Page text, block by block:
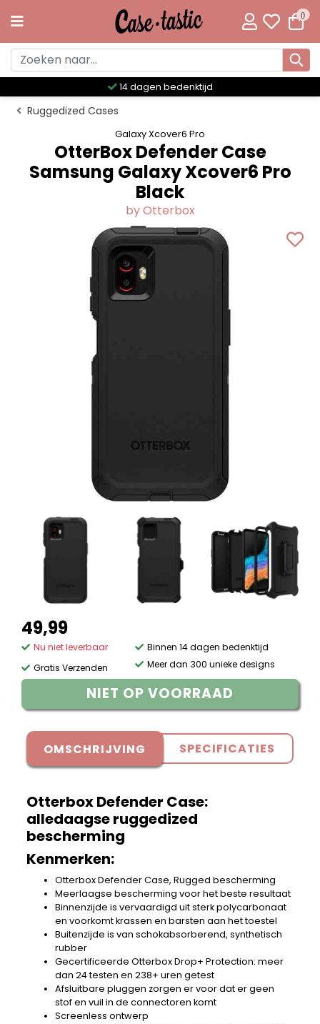
0
Meer dan 300 unieke designs
Ruggedized Cases
Galaxy Xcover6 Pro
OtterBox Defender Case
Samsung Galaxy Xcover6 Pro
Black
by Otterbox
49,99
Nu niet leverbaar
Gratis Verzenden
Binnen 14 dagen bedenktijd
Meer dan 300 unieke designs
NIET OP VOORRAAD
OMSCHRIJVING SPECIFICATIES
Otterbox Defender Case:
alledaagse ruggedized
bescherming
Kenmerken:
Otterbox Defender Case, Rugged bescherming
Meerlaagse bescherming voor het beste resultaat
Binnenzijde is vervaardigd uit sterk polycarbonaat
en voorkomt krassen en barsten aan het toestel
Buitenzijde is van schokabsorberend, synthetisch
rubber
Gecertificeerde Otterbox Drop+ Protection: meer
dan 24 testen en 238+ uren getest
Afsluitbare pluggen zorgen er voor dat er geen
stof en vuil in de connectoren komt
Screenless ontwerp